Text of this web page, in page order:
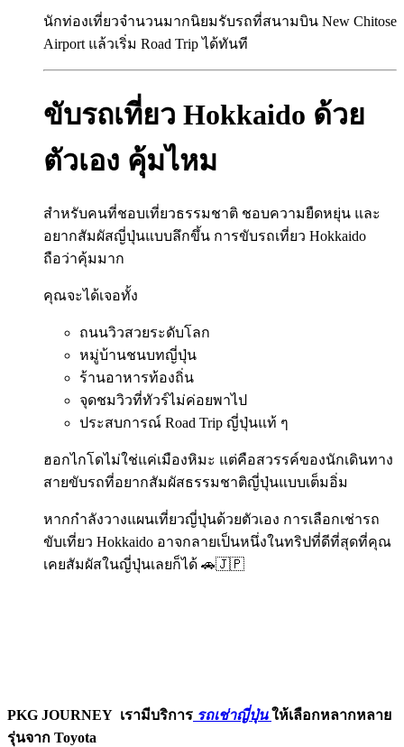
นักท่องเที่ยวจำนวนมากนิยมรับรถที่สนามบิน New Chitose
Airport แล้วเริ่ม Road Trip ได้ทันที
ขับรถเที่ยว Hokkaido ด้วย
ตัวเอง คุ้มไหม
สำหรับคนที่ชอบเที่ยวธรรมชาติ ชอบความยืดหยุ่น และ
อยากสัมผัสญี่ปุ่นแบบลึกขึ้น การขับรถเที่ยว Hokkaido
ถือว่าคุ้มมาก
คุณจะได้เจอทั้ง
ถนนวิวสวยระดับโลก
หมู่บ้านชนบทญี่ปุ่น
ร้านอาหารท้องถิ่น
จุดชมวิวที่ทัวร์ไม่ค่อยพาไป
ประสบการณ์ Road Trip ญี่ปุ่นแท้ ๆ
ฮอกไกโดไม่ใช่แค่เมืองหิมะ แต่คือสวรรค์ของนักเดินทาง
สายขับรถที่อยากสัมผัสธรรมชาติญี่ปุ่นแบบเต็มอิ่ม
หากกำลังวางแผนเที่ยวญี่ปุ่นด้วยตัวเอง การเลือกเช่ารถ
ขับเที่ยว Hokkaido อาจกลายเป็นหนึ่งในทริปที่ดีที่สุดที่คุณ
เคยสัมผัสในญี่ปุ่นเลยก็ได้ 🚗🇯🇵
PKG JOURNEY เรามีบริการ รถเช่าญี่ปุ่น ให้เลือกหลากหลาย
รุ่นจาก Toyota